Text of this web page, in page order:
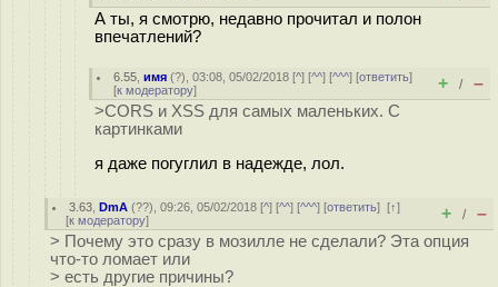
А ты, я смотрю, недавно прочитал и полон
впечатлений?
6.55 ,имя (?), 03:08, 05/02/2018 [^] [^^] [^^^] [ответить]
[к модератору] + / –
>CORS и XSS для самых маленьких. С
картинками
я даже погуглил в надежде, лол.
3.63 ,DmA (??), 09:26, 05/02/2018 [^] [^^] [^^^] [ответить][↑]
[к модератору] + / –
> Почему это сразу в мозилле не сделали? Эта опция
что-то ломает или
> есть другие причины?